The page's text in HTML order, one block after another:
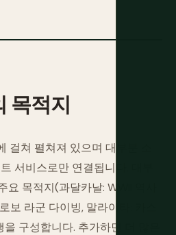
목적지
걸쳐 펼쳐져 있으며 대부분 소
서비스로만 연결됩니다. 대부
목적지(과달카날: WWII 역사
보 라군 다이빙, 말라이타: 카스
구성합니다. 추가하면 더 많은